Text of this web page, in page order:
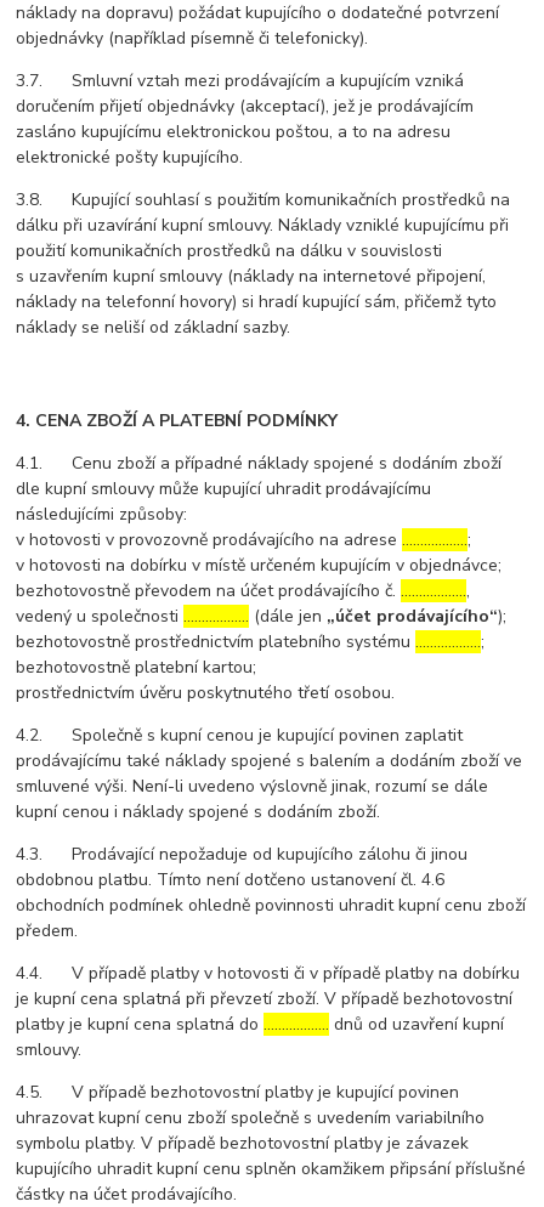
náklady na dopravu) požádat kupujícího o dodatečné potvrzení
objednávky (například písemně či telefonicky).
3.7. Smluvní vztah mezi prodávajícím a kupujícím vzniká
doručením přijetí objednávky (akceptací), jež je prodávajícím
zasláno kupujícímu elektronickou poštou, a to na adresu
elektronické pošty kupujícího.
3.8. Kupující souhlasí s použitím komunikačních prostředků na
dálku při uzavírání kupní smlouvy. Náklady vzniklé kupujícímu při
použití komunikačních prostředků na dálku v souvislosti
s uzavřením kupní smlouvy (náklady na internetové připojení,
náklady na telefonní hovory) si hradí kupující sám, přičemž tyto
náklady se neliší od základní sazby.
4. CENA ZBOŽÍ A PLATEBNÍ PODMÍNKY
4.1. Cenu zboží a případné náklady spojené s dodáním zboží
dle kupní smlouvy může kupující uhradit prodávajícímu
následujícími způsoby:
v hotovosti v provozovně prodávajícího na adrese………………;
v hotovosti na dobírku v místě určeném kupujícím v objednávce;
bezhotovostně převodem na účet prodávajícího č.………………,
vedený u společnosti……………… (dále jen „účet prodávajícího“);
bezhotovostně prostřednictvím platebního systému………………;
bezhotovostně platební kartou;
prostřednictvím úvěru poskytnutého třetí osobou.
4.2. Společně s kupní cenou je kupující povinen zaplatit
prodávajícímu také náklady spojené s balením a dodáním zboží ve
smluvené výši. Není-li uvedeno výslovně jinak, rozumí se dále
kupní cenou i náklady spojené s dodáním zboží.
4.3. Prodávající nepožaduje od kupujícího zálohu či jinou
obdobnou platbu. Tímto není dotčeno ustanovení čl. 4.6
obchodních podmínek ohledně povinnosti uhradit kupní cenu zboží
předem.
4.4. V případě platby v hotovosti či v případě platby na dobírku
je kupní cena splatná při převzetí zboží. V případě bezhotovostní
platby je kupní cena splatná do……………… dnů od uzavření kupní
smlouvy.
4.5. V případě bezhotovostní platby je kupující povinen
uhrazovat kupní cenu zboží společně s uvedením variabilního
symbolu platby. V případě bezhotovostní platby je závazek
kupujícího uhradit kupní cenu splněn okamžikem připsání příslušné
částky na účet prodávajícího.